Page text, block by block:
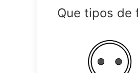
Que tipos de